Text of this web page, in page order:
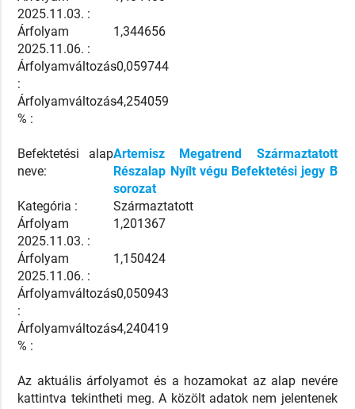
2025.11.03. :
Árfolyam
2025.11.06. :
1,344656
Árfolyamváltozás
:
-0,059744
Árfolyamváltozás
% :
-4,254059
Befektetési alap
neve:
Artemisz Megatrend Származtatott
Részalap Nyílt végu Befektetési jegy B
sorozat
Kategória :
Származtatott
Árfolyam
2025.11.03. :
1,201367
Árfolyam
2025.11.06. :
1,150424
Árfolyamváltozás
:
-0,050943
Árfolyamváltozás
% :
-4,240419
Az aktuális árfolyamot és a hozamokat az alap nevére
kattintva tekintheti meg. A közölt adatok nem jelentenek